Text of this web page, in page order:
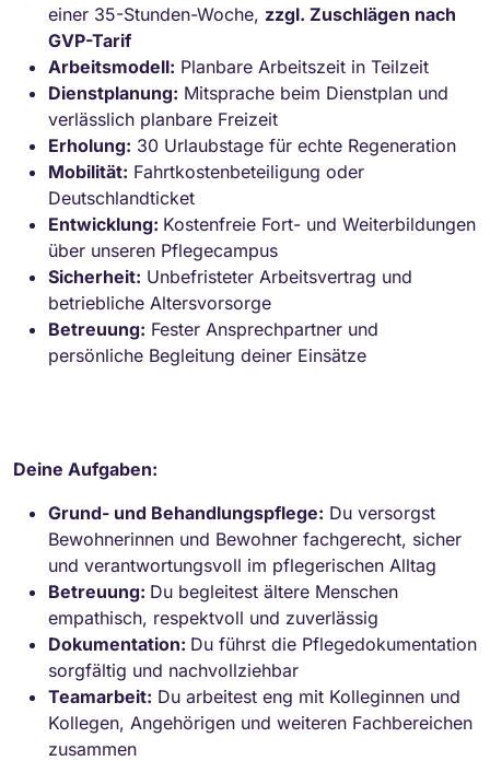
einer 35-Stunden-Woche, zzgl. Zuschlägen nach
GVP-Tarif
Arbeitsmodell: Planbare Arbeitszeit in Teilzeit
Dienstplanung: Mitsprache beim Dienstplan und
verlässlich planbare Freizeit
Erholung: 30 Urlaubstage für echte Regeneration
Mobilität: Fahrtkostenbeteiligung oder
Deutschlandticket
Entwicklung: Kostenfreie Fort- und Weiterbildungen
über unseren Pflegecampus
Sicherheit: Unbefristeter Arbeitsvertrag und
betriebliche Altersvorsorge
Betreuung: Fester Ansprechpartner und
persönliche Begleitung deiner Einsätze
Deine Aufgaben:
Grund- und Behandlungspflege: Du versorgst
Bewohnerinnen und Bewohner fachgerecht, sicher
und verantwortungsvoll im pflegerischen Alltag
Betreuung: Du begleitest ältere Menschen
empathisch, respektvoll und zuverlässig
Dokumentation: Du führst die Pflegedokumentation
sorgfältig und nachvollziehbar
Teamarbeit: Du arbeitest eng mit Kolleginnen und
Kollegen, Angehörigen und weiteren Fachbereichen
zusammen